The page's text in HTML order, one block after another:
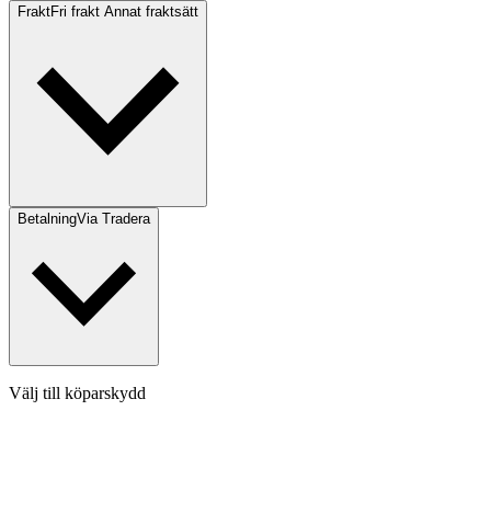
FraktFri frakt Annat fraktsätt
BetalningVia Tradera
Välj till köparskydd